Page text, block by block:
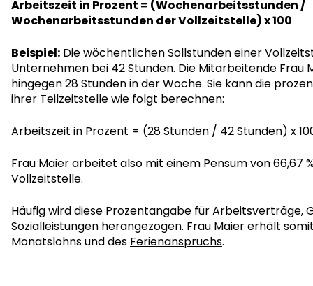
Arbeitszeit in Prozent = (Wochenarbeitsstunden /
Wochenarbeitsstunden der Vollzeitstelle) x 100
Beispiel: Die wöchentlichen Sollstunden einer
Unternehmen bei 42 Stunden. Die Mitarbeitende Frau
hingegen 28 Stunden in der Woche. Sie kann die
ihrer Teilzeitstelle wie folgt berechnen:
Arbeitszeit in Prozent = (28 Stunden / 42 Stunden) x
Frau Maier arbeitet also mit einem Pensum von 66,67
Vollzeitstelle.
Häufig wird diese Prozentangabe für Arbeitsverträge,
Sozialleistungen herangezogen. Frau Maier erhält
Monatslohns und des Ferienanspruchs.